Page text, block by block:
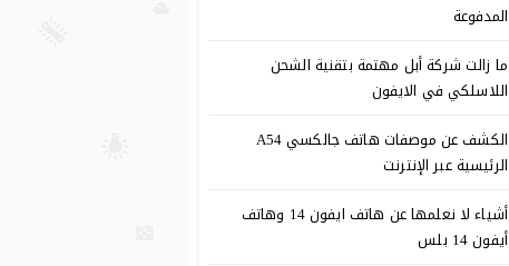
المدفوعة
ما زالت شركة أبل مهتمة بتقنية الشحن
اللاسلكي في الايفون
الكشف عن موصفات هاتف جالكسي A54
الرئيسية عبر الإنترنت
أشياء لا نعلمها عن هاتف ايفون 14 وهاتف
أيفون 14 بلس